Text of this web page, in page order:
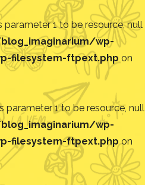
parameter 1 to be resource, null
wp-
filesystem-ftpext.php on
parameter 1 to be resource, null
wp-
filesystem-ftpext.phpon